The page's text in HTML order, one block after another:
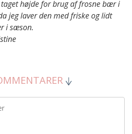
taget højde for brug af frosne bær i
jeg laver den med friske og lidt
i sæson.